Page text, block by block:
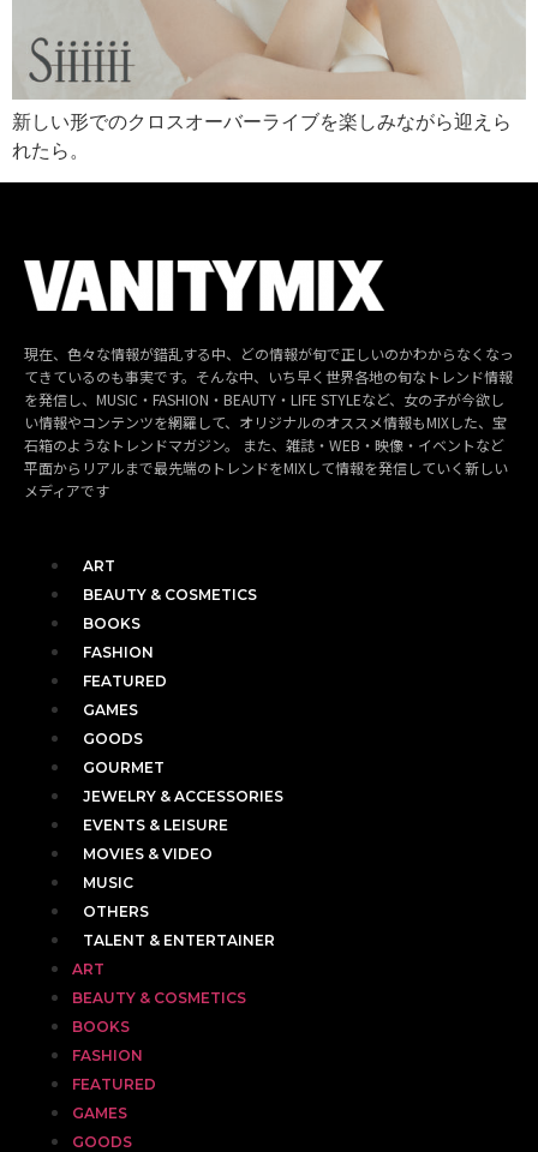
新しい形でのクロスオーバーライブを楽しみながら迎えら
れたら。
現在、色々な情報が錯乱する中、どの情報が旬で正しいのかわからなくなっ
てきているのも事実です。そんな中、いち早く世界各地の旬なトレンド情報
を発信し、MUSIC・FASHION・BEAUTY・LIFE STYLEなど、女の子が今欲し
い情報やコンテンツを網羅して、オリジナルのオススメ情報もMIXした、宝
石箱のようなトレンドマガジン。 また、雑誌・WEB・映像・イベントなど
平面からリアルまで最先端のトレンドをMIXして情報を発信していく新しい
メディアです
ART
BEAUTY & COSMETICS
BOOKS
FASHION
FEATURED
GAMES
GOODS
GOURMET
JEWELRY & ACCESSORIES
EVENTS & LEISURE
MOVIES & VIDEO
MUSIC
OTHERS
TALENT & ENTERTAINER
ART
BEAUTY & COSMETICS
BOOKS
FASHION
FEATURED
GAMES
GOODS